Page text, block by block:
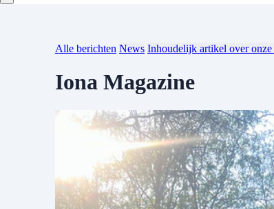
Alle berichten News Inhoudelijk artikel over
Iona Magazine